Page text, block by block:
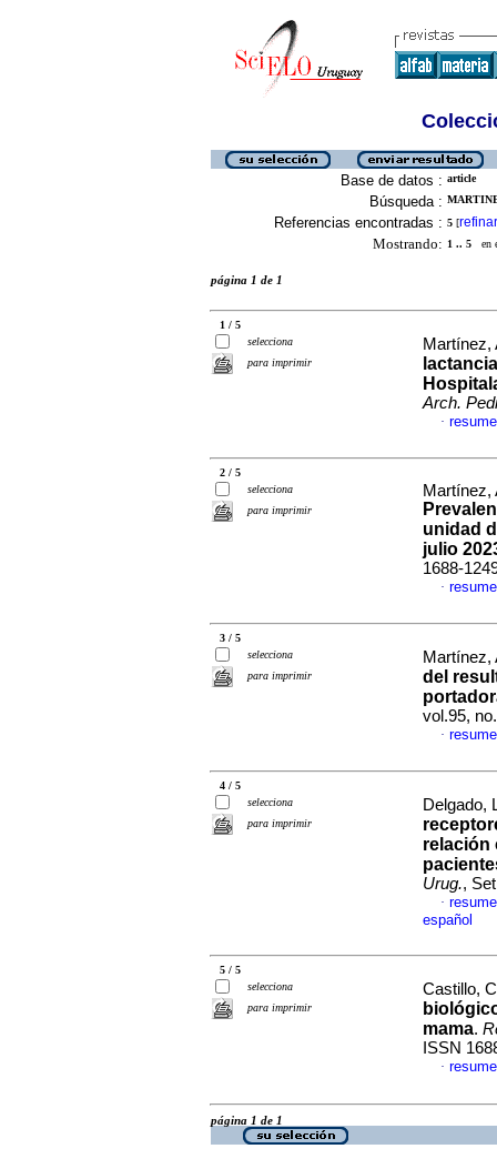
Base de datos : article
Búsqueda :
Referencias encontradas : 5 [refinar
Mostrando: 1 .. 5 en
página 1 de 1
1 / 5
selecciona
para imprimir
Martínez,
Arch.
·
2 / 5
selecciona
para imprimir
Martínez,
unidad
julio
1688-
·
3 / 5
selecciona
para imprimir
Martínez,
del
vol.95,
·
4 / 5
selecciona
para imprimir
Delgado,
relación
Urug.,
·
español
5 / 5
selecciona
para imprimir
Castillo,
mama.
ISSN
·
página 1 de 1